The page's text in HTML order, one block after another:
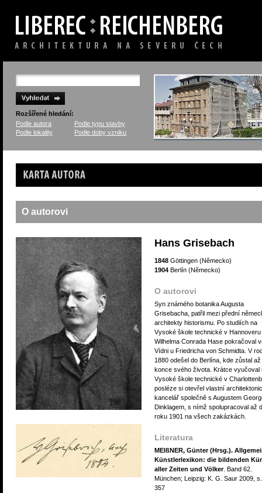
Rozšířené hledání:
Podle autora
Podle typu stavby
Podle lokality
Podle doby vzniku
Karta autora
O autorovi
Hans Grisebach
1848 Göttingen (Německo)
1904 Berlín (Německo)
O autorovi
Syn známého botanika Augusta
Grisebacha, patřil mezi přední
architekty historismu. Po studiích na
Vysoké škole technické v Hannoveru
Wilhelma Conrada Hase pokračoval
Vídni u Friedricha von Schmidta. V
1880 odešel do Berlína, kde zůstal až
konce svého života. Krátce vyučoval
Vysoké škole technické v
posléze si otevřel vlastní
kancelář společně s Augustem
Dinklagem, s nímž spolupracoval až
roku 1901 na všech zakázkách.
Literatura
MEIßNER, Günter (Hrsg.).
Künstlerlexikon: die bildenden
aller Zeiten und Völker. Band 62.
München; Leipzig: K. G. Saur 2009,
357